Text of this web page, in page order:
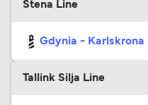
Stena Line
Gdynia - Karlskrona
Tallink Silja Line